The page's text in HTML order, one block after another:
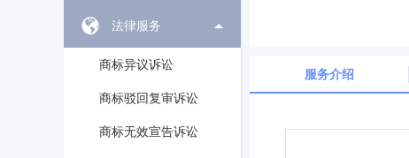
法律服务
商标异议诉讼
商标驳回复审诉讼
商标无效宣告诉讼
服务介绍